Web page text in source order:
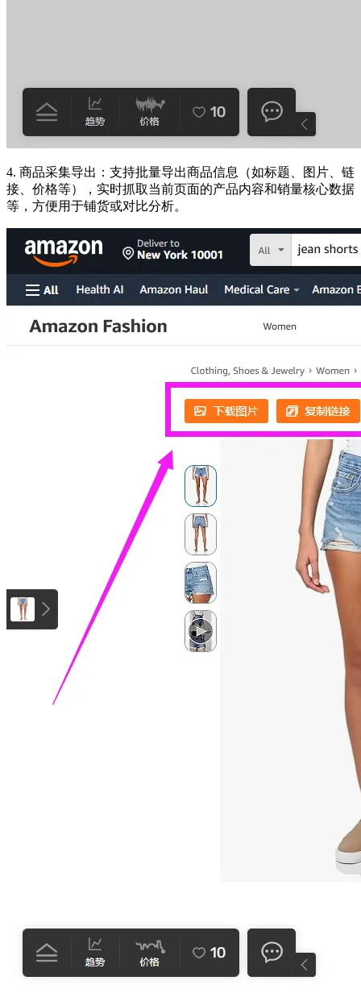
4. 商品采集导出：支持批量导出商品信息（如标题、图片、链
接、价格等），实时抓取当前页面的产品内容和销量核心数据
等，方便用于铺货或对比分析。